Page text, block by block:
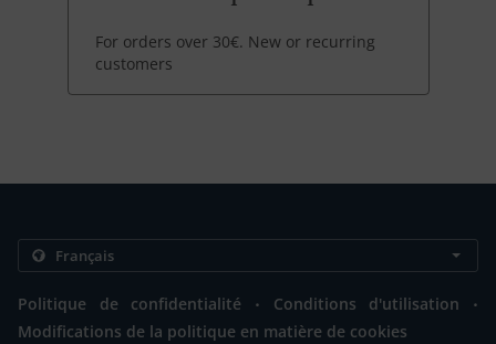
For orders over 30€. New or recurring
customers
Politique de confidentialité . Conditions d'utilisation .
Modifications de la politique en matière de cookies